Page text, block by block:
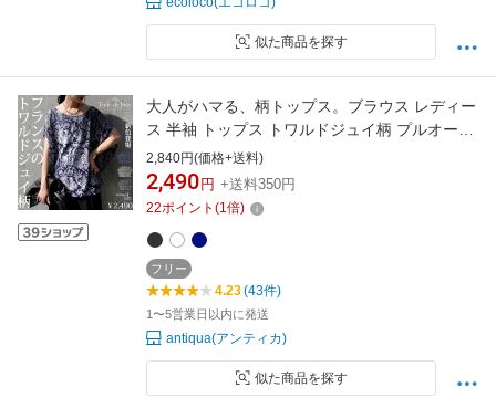
似た商品を探す
大人がハマる、柄トップス。ブラウス レディー
ス 半袖 トップス トワルドジュイ柄 プルオーバ
ー Vネック ボートネック 大きいサイズ きれい
め 低身長 高身長 大人カジュアル モード シンプ
ル 着回し 高見え antiqua ・新色登場 (50)メー
2,840円(価格+送料)
2,490 円 +送料350円
22ポイント (1倍)
フリー
4.23(43件)
1〜5営業日以内に発送
antiqua(アンティカ)
似た商品を探す